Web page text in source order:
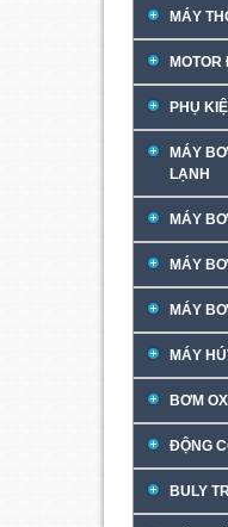
MÁY
MOTOR
PHỤ
MÁY
LẠNH
MÁY
MÁY
MÁY
MÁY
BƠM
ĐỘNG
BULY